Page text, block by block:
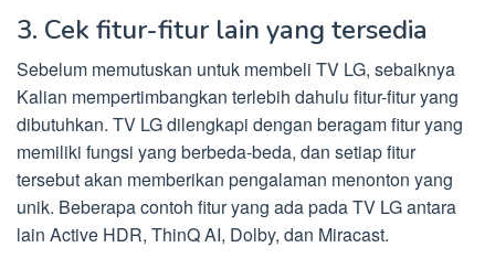
3. Cek fitur-fitur lain yang tersedia
Sebelum memutuskan untuk membeli TV LG, sebaiknya
Kalian mempertimbangkan terlebih dahulu fitur-fitur yang
dibutuhkan. TV LG dilengkapi dengan beragam fitur yang
memiliki fungsi yang berbeda-beda, dan setiap fitur
tersebut akan memberikan pengalaman menonton yang
unik. Beberapa contoh fitur yang ada pada TV LG antara
lain Active HDR, ThinQ AI, Dolby, dan Miracast.